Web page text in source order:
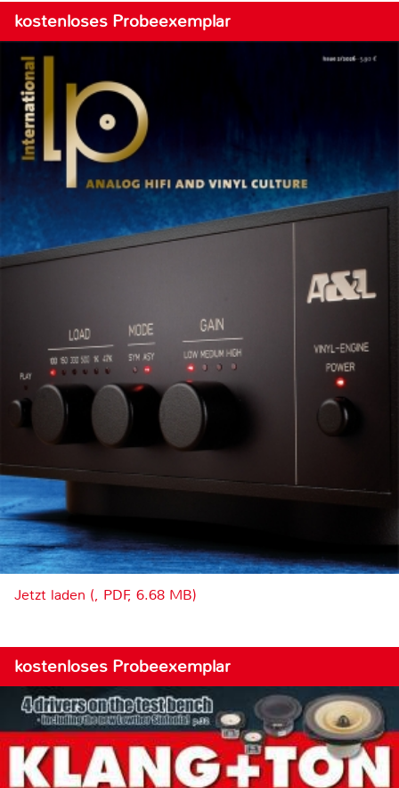
kostenloses Probeexemplar
Jetzt laden (, PDF, 6.68 MB)
kostenloses Probeexemplar